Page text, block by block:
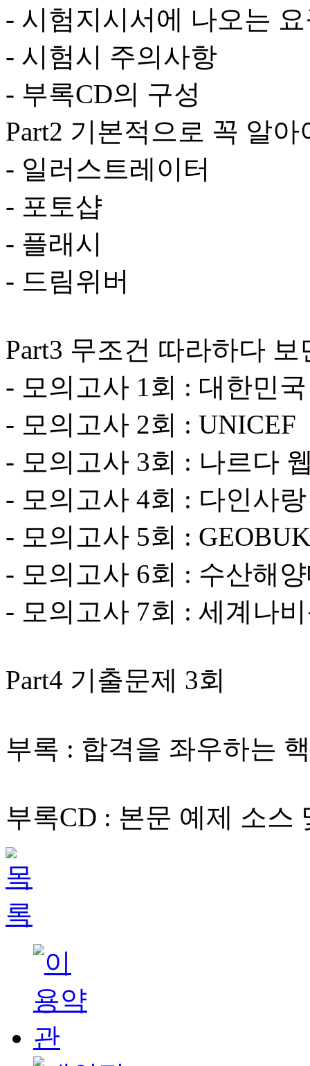
- 시험지시서에 나오는
- 시험시 주의사항
- 부록CD의 구성
Part2 기본적으로 꼭 알
- 일러스트레이터
- 포토샵
- 플래시
- 드림위버
Part3 무조건 따라하다
- 모의고사 1회 : 대한민
- 모의고사 2회 : UNICEF
- 모의고사 3회 : 나르다
- 모의고사 4회 : 다인사
- 모의고사 5회 :
- 모의고사 6회 : 수산해
- 모의고사 7회 : 세계나
Part4 기출문제 3회
부록 : 합격을 좌우하는
부록CD : 본문 예제 소스